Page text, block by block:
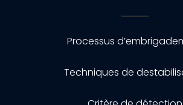
Processus
Techniques de